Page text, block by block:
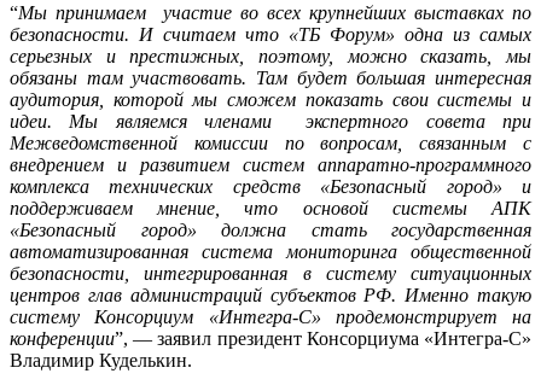
“Мы принимаем участие во всех крупнейших выставках по
безопасности. И считаем что «ТБ Форум» одна из самых
серьезных и престижных, поэтому, можно сказать, мы
обязаны там участвовать. Там будет большая интересная
аудитория, которой мы сможем показать свои системы и
идеи. Мы являемся членами экспертного совета при
Межведомственной комиссии по вопросам, связанным с
внедрением и развитием систем аппаратно-программного
комплекса технических средств «Безопасный город» и
поддерживаем мнение, что основой системы АПК
«Безопасный город» должна стать государственная
автоматизированная система мониторинга общественной
безопасности, интегрированная в систему ситуационных
центров глав администраций субъектов РФ. Именно такую
систему Консорциум «Интегра-С» продемонстрирует на
конференции”, — заявил президент Консорциума «Интегра-С»
Владимир Куделькин.